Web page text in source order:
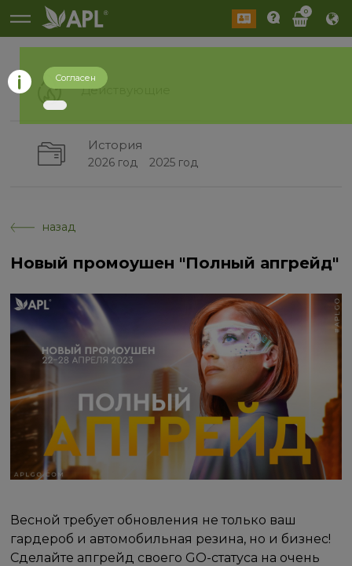
0
Действующие
История
2026 год 2025 год
назад
Новый промоушен "Полный апгрейд"
Весной требует обновления не только ваш
гардероб и автомобильная резина, но и бизнес!
Сделайте апгрейд своего GO-статуса на очень
Согласен